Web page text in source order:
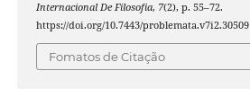
Internacional De Filosofia, 7(2), p. 55–72.
https://doi.org/10.7443/problemata.v7i2.30509
Fomatos de Citação